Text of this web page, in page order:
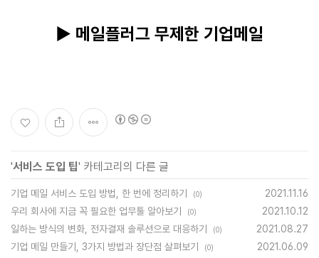
▶ 메일플러그 무제한 기업메일
'서비스 도입 팁' 카테고리의 다른 글
기업 메일 서비스 도입 방법, 한 번에 정리하기 (0)
2021.11.16
우리 회사에 지금 꼭 필요한 업무툴 알아보기
(0)
2021.10.12
일하는 방식의 변화, 전자결재 솔루션으로 대응하기
(0)
2021.08.27
기업 메일 만들기, 3가지 방법과 장단점 살펴보기
(0)
2021.06.09